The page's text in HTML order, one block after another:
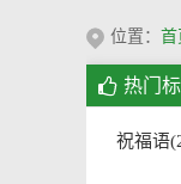
位置： 首
热门
祝福语